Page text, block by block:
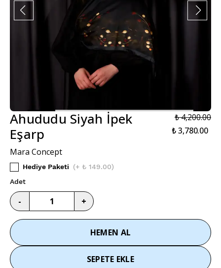
Ahududu Siyah İpek
Eşarp
₺ 4,200.00
₺ 3,780.00
Mara Concept
Hediye Paketi (+ ₺ 149.00)
Adet
- +
HEMEN AL
SEPETE EKLE